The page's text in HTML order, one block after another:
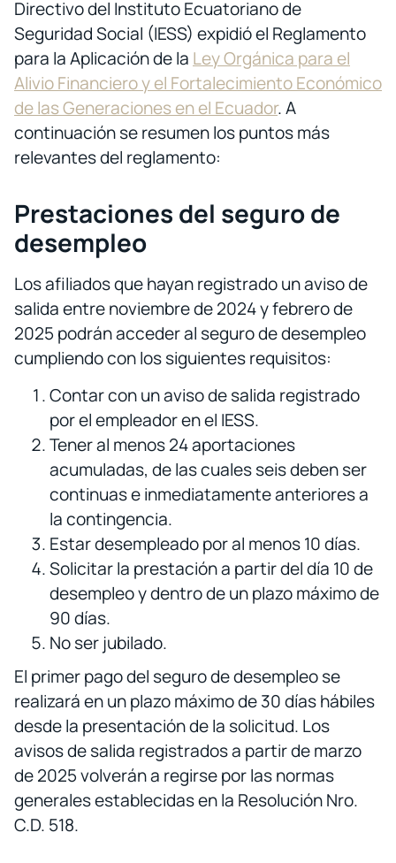
Directivo del Instituto Ecuatoriano de
Seguridad Social (IESS) expidió el Reglamento
para la Aplicación de la Ley Orgánica para el
Alivio Financiero y el Fortalecimiento Económico
de las Generaciones en el Ecuador. A
continuación se resumen los puntos más
relevantes del reglamento:
Prestaciones del seguro de
desempleo
Los afiliados que hayan registrado un aviso de
salida entre noviembre de 2024 y febrero de
2025 podrán acceder al seguro de desempleo
cumpliendo con los siguientes requisitos:
Contar con un aviso de salida registrado
por el empleador en el IESS.
Tener al menos 24 aportaciones
acumuladas, de las cuales seis deben ser
continuas e inmediatamente anteriores a
la contingencia.
Estar desempleado por al menos 10 días.
Solicitar la prestación a partir del día 10 de
desempleo y dentro de un plazo máximo de
90 días.
No ser jubilado.
El primer pago del seguro de desempleo se
realizará en un plazo máximo de 30 días hábiles
desde la presentación de la solicitud. Los
avisos de salida registrados a partir de marzo
de 2025 volverán a regirse por las normas
generales establecidas en la Resolución Nro.
C.D. 518.